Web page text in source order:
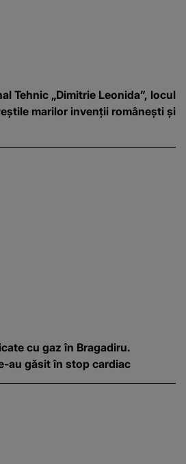
Tehnic „Dimitrie Leonida”, locul
marilor invenții românești și
cu gaz în Bragadiru.
au găsit în stop cardiac